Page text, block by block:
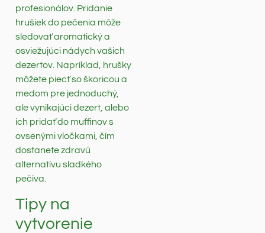
profesionálov. Pridanie
hrušiek do pečenia môže
sledovať aromatický a
osviežujúci nádych vašich
dezertov. Napríklad, hrušky
môžete piecť so škoricou a
medom pre jednoduchý,
ale vynikajúci dezert, alebo
ich pridať do muffinov s
ovsenými vločkami, čím
dostanete zdravú
alternatívu sladkého
pečiva.
Tipy na
vytvorenie